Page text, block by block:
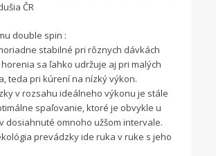
ČR
double spin :
stabilné pri rôznych dávkách
sa ľahko udržuje aj pri malých
teda pri kúrení na nízký výkon.
v rozsahu ideálneho výkonu je stále
spaľovanie, ktoré je obvykle u
dosiahnuté omnoho užšom intervale.
prevádzky ide ruka v ruke s jeho